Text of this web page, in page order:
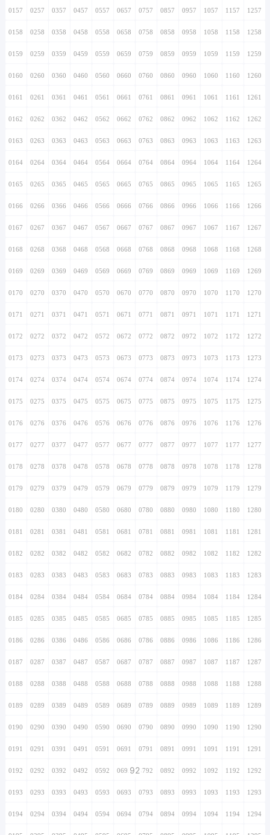
0157 0257 0357 0457 0557 0657 0757 0857 0957 1057 1157 1257
0158 0258 0358 0458 0558 0658 0758 0858 0958 1058 1158 1258
0159 0259 0359 0459 0559 0659 0759 0859 0959 1059 1159 1259
0160 0260 0360 0460 0560 0660 0760 0860 0960 1060 1160 1260
0161 0261 0361 0461 0561 0661 0761 0861 0961 1061 1161 1261
0162 0262 0362 0462 0562 0662 0762 0862 0962 1062 1162 1262
0163 0263 0363 0463 0563 0663 0763 0863 0963 1063 1163 1263
0164 0264 0364 0464 0564 0664 0764 0864 0964 1064 1164 1264
0165 0265 0365 0465 0565 0665 0765 0865 0965 1065 1165 1265
0166 0266 0366 0466 0566 0666 0766 0866 0966 1066 1166 1266
0167 0267 0367 0467 0567 0667 0767 0867 0967 1067 1167 1267
0168 0268 0368 0468 0568 0668 0768 0868 0968 1068 1168 1268
0169 0269 0369 0469 0569 0669 0769 0869 0969 1069 1169 1269
0170 0270 0370 0470 0570 0670 0770 0870 0970 1070 1170 1270
0171 0271 0371 0471 0571 0671 0771 0871 0971 1071 1171 1271
0172 0272 0372 0472 0572 0672 0772 0872 0972 1072 1172 1272
0173 0273 0373 0473 0573 0673 0773 0873 0973 1073 1173 1273
0174 0274 0374 0474 0574 0674 0774 0874 0974 1074 1174 1274
0175 0275 0375 0475 0575 0675 0775 0875 0975 1075 1175 1275
0176 0276 0376 0476 0576 0676 0776 0876 0976 1076 1176 1276
0177 0277 0377 0477 0577 0677 0777 0877 0977 1077 1177 1277
0178 0278 0378 0478 0578 0678 0778 0878 0978 1078 1178 1278
0179 0279 0379 0479 0579 0679 0779 0879 0979 1079 1179 1279
0180 0280 0380 0480 0580 0680 0780 0880 0980 1080 1180 1280
0181 0281 0381 0481 0581 0681 0781 0881 0981 1081 1181 1281
0182 0282 0382 0482 0582 0682 0782 0882 0982 1082 1182 1282
0183 0283 0383 0483 0583 0683 0783 0883 0983 1083 1183 1283
0184 0284 0384 0484 0584 0684 0784 0884 0984 1084 1184 1284
0185 0285 0385 0485 0585 0685 0785 0885 0985 1085 1185 1285
0186 0286 0386 0486 0586 0686 0786 0886 0986 1086 1186 1286
0187 0287 0387 0487 0587 0687 0787 0887 0987 1087 1187 1287
0188 0288 0388 0488 0588 0688 0788 0888 0988 1088 1188 1288
0189 0289 0389 0489 0589 0689 0789 0889 0989 1089 1189 1289
0190 0290 0390 0490 0590 0690 0790 0890 0990 1090 1190 1290
0191 0291 0391 0491 0591 0691 0791 0891 0991 1091 1191 1291
0192 0292 0392 0492 0592 0692920792 0892 0992 1092 1192 1292
0193 0293 0393 0493 0593 0693 0793 0893 0993 1093 1193 1293
0194 0294 0394 0494 0594 0694 0794 0894 0994 1094 1194 1294